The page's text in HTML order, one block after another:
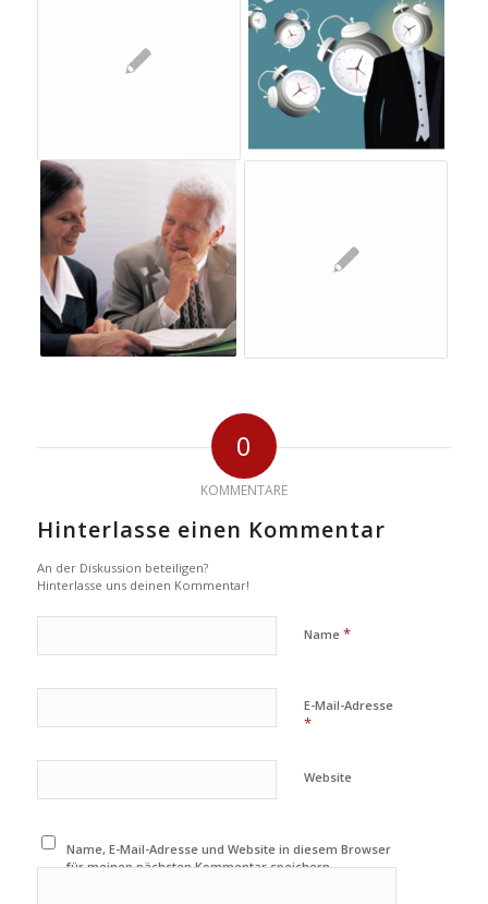
0
KOMMENTARE
Hinterlasse einen Kommentar
An der Diskussion beteiligen?
Hinterlasse uns deinen Kommentar!
Name *
E-Mail-Adresse
*
Website
Name, E-Mail-Adresse und Website in diesem Browser
für meinen nächsten Kommentar speichern.